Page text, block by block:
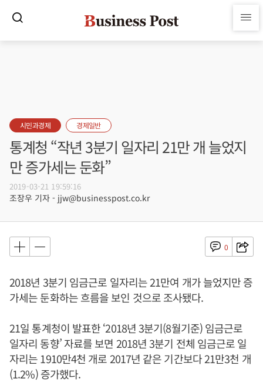
시민과경제 경제일반
통계청 “작년 3분기 일자리 21만 개 늘었지
만 증가세는 둔화”
2019-03-21 19:59:16
조장우 기자 - jjw@businesspost.co.kr
0
2018년 3분기 임금근로 일자리는 21만여 개가 늘었지만 증
가세는 둔화하는 흐름을 보인 것으로 조사됐다.
21일 통계청이 발표한 ‘2018년 3분기(8월기준) 임금근로
일자리 동향’ 자료를 보면 2018년 3분기 전체 임금근로 일
자리는 1910만4천 개로 2017년 같은 기간보다 21만3천 개
(1.2%) 증가했다.